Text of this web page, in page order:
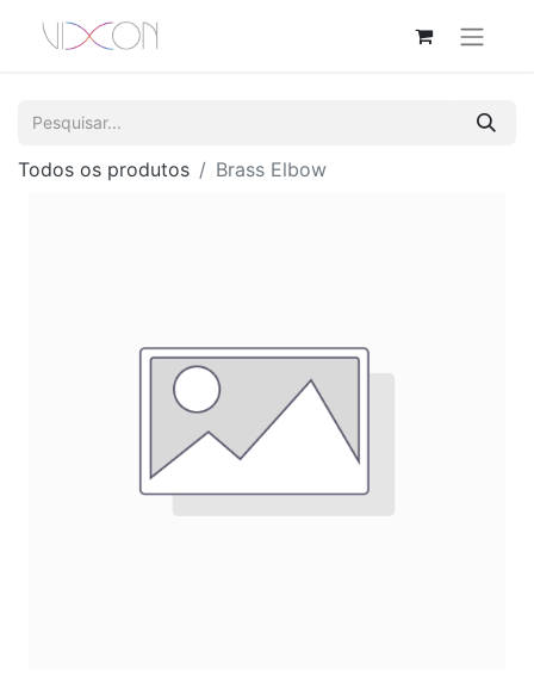
Todos os produtos Brass Elbow